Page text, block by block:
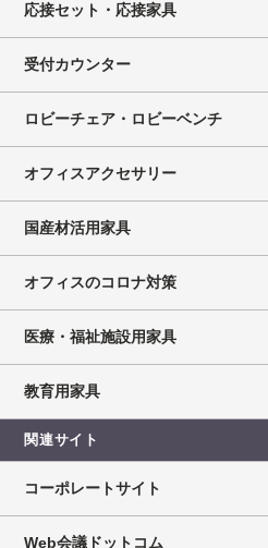
応接セット・応接家具
受付カウンター
ロビーチェア・ロビーベンチ
オフィスアクセサリー
国産材活用家具
オフィスのコロナ対策
医療・福祉施設用家具
教育用家具
関連サイト
コーポレートサイト
Web会議ドットコム